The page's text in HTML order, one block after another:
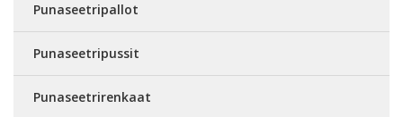
Punaseetripallot
Punaseetripussit
Punaseetrirenkaat